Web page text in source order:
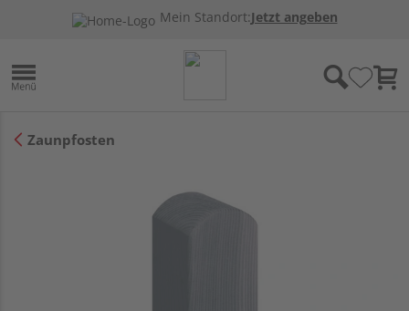
Mein Standort:Jetzt angeben
Zaunpfosten